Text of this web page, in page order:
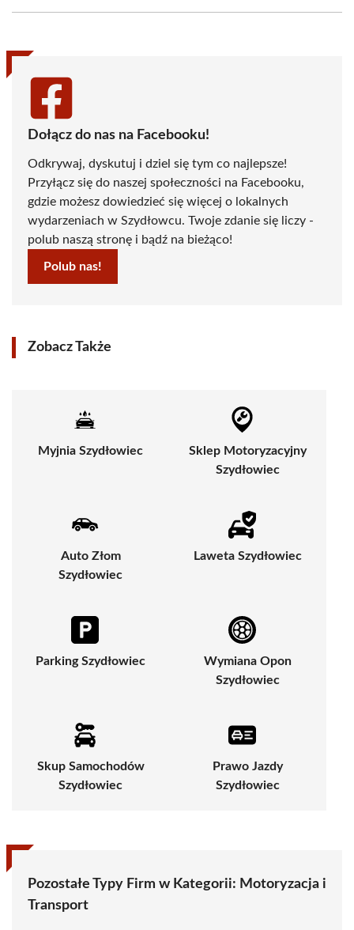
(Twitter)
Dołącz do nas na Facebooku!
Odkrywaj, dyskutuj i dziel się tym co najlepsze!
Przyłącz się do naszej społeczności na Facebooku,
gdzie możesz dowiedzieć się więcej o lokalnych
wydarzeniach w Szydłowcu. Twoje zdanie się liczy -
polub naszą stronę i bądź na bieżąco!
Polub nas!
Zobacz Także
Myjnia Szydłowiec
Sklep Motoryzacyjny
Szydłowiec
Auto Złom
Szydłowiec
Laweta Szydłowiec
Parking Szydłowiec
Wymiana Opon
Szydłowiec
Skup Samochodów
Szydłowiec
Prawo Jazdy
Szydłowiec
Pozostałe Typy Firm w Kategorii: Motoryzacja i
Transport